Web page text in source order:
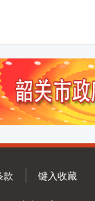
款 键入收藏